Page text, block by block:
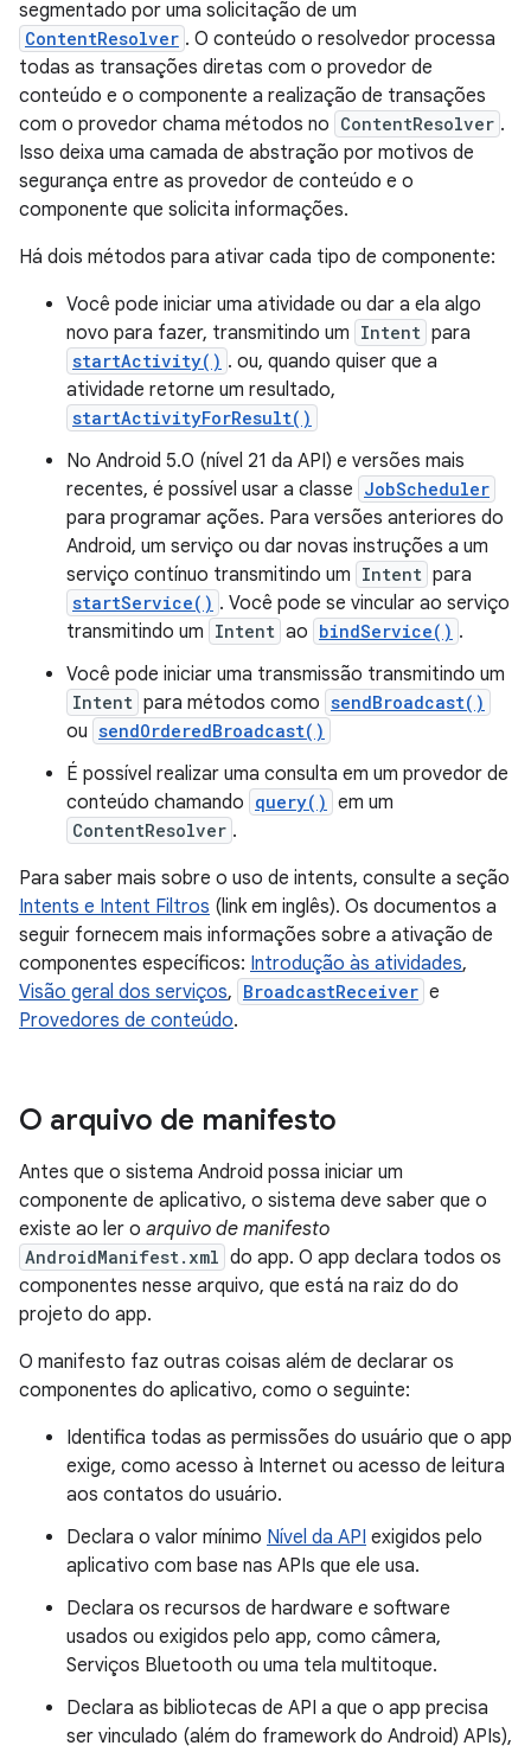
segmentado por uma solicitação de um
ContentResolver . O conteúdo o resolvedor processa
todas as transações diretas com o provedor de
conteúdo e o componente a realização de transações
com o provedor chama métodos no ContentResolver .
Isso deixa uma camada de abstração por motivos de
segurança entre as provedor de conteúdo e o
componente que solicita informações.
Há dois métodos para ativar cada tipo de componente:
Você pode iniciar uma atividade ou dar a ela algo
novo para fazer, transmitindo um Intent para
startActivity() . ou, quando quiser que a
atividade retorne um resultado,
startActivityForResult()
No Android 5.0 (nível 21 da API) e versões mais
recentes, é possível usar a classe JobScheduler
para programar ações. Para versões anteriores do
Android, um serviço ou dar novas instruções a um
serviço contínuo transmitindo um Intent para
startService() . Você pode se vincular ao serviço
transmitindo um Intent ao bindService() .
Você pode iniciar uma transmissão transmitindo um
Intent para métodos como sendBroadcast()
ou sendOrderedBroadcast()
É possível realizar uma consulta em um provedor de
conteúdo chamando query() em um
ContentResolver .
Para saber mais sobre o uso de intents, consulte a seção
Intents e Intent Filtros (link em inglês). Os documentos a
seguir fornecem mais informações sobre a ativação de
componentes específicos: Introdução às atividades,
Visão geral dos serviços, BroadcastReceiver e
Provedores de conteúdo.
O arquivo de manifesto
Antes que o sistema Android possa iniciar um
componente de aplicativo, o sistema deve saber que o
existe ao ler o arquivo de manifesto
AndroidManifest.xml do app. O app declara todos os
componentes nesse arquivo, que está na raiz do do
projeto do app.
O manifesto faz outras coisas além de declarar os
componentes do aplicativo, como o seguinte:
Identifica todas as permissões do usuário que o app
exige, como acesso à Internet ou acesso de leitura
aos contatos do usuário.
Declara o valor mínimo Nível da API exigidos pelo
aplicativo com base nas APIs que ele usa.
Declara os recursos de hardware e software
usados ou exigidos pelo app, como câmera,
Serviços Bluetooth ou uma tela multitoque.
Declara as bibliotecas de API a que o app precisa
ser vinculado (além do framework do Android) APIs),